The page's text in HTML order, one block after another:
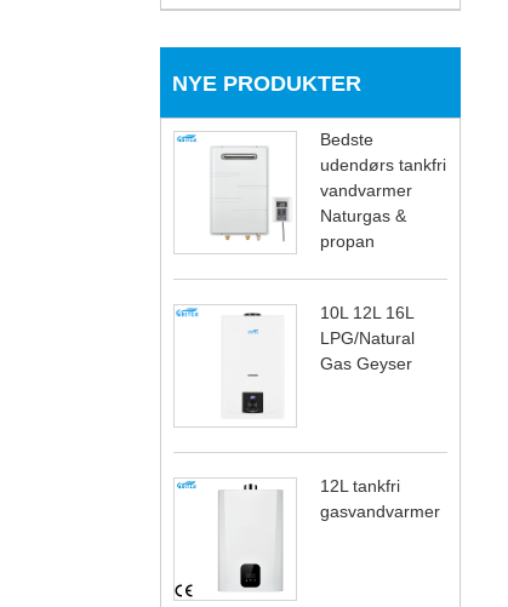
NYE PRODUKTER
Bedste
udendørs tankfri
vandvarmer
Naturgas &
propan
10L 12L 16L
LPG/Natural
Gas Geyser
12L tankfri
gasvandvarmer